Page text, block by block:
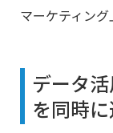
マーケティング
データ
を同時